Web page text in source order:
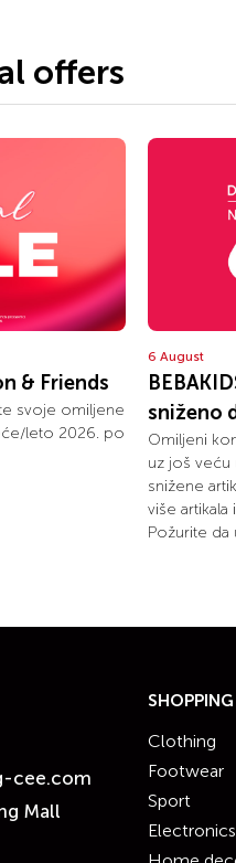
offers
& Friends
svoje omiljene
leto 2026. po
6 August
sniženo
Omiljeni
uz još veću
snižene
više
Požurite da
cee.com
Mall
SHOPPING
Clothing
Footwear
Sport
Electronics